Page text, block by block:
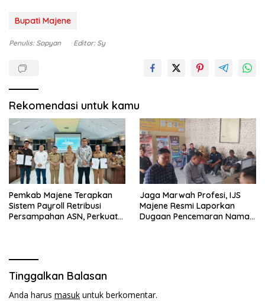
Bupati Majene
Penulis: Sopyan Editor: Sy
Rekomendasi untuk kamu
Pemkab Majene Terapkan
Sistem Payroll Retribusi
Persampahan ASN, Perkuat
Jaga Marwah Profesi, IJS
Majene Resmi Laporkan
Dugaan Pencemaran Nama
Tinggalkan Balasan
Anda harus masuk untuk berkomentar.